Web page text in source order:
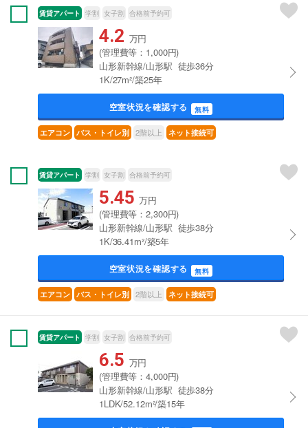
賃貸アパート 学割 女子割 合格前予約可
4.2 万円
(管理費等：1,000円)
山形新幹線/山形駅 徒歩36分
1K/27m²/築25年
空室状況を確認する 無料
エアコン バス・トイレ別 2階以上 ネット接続可
賃貸アパート 学割 女子割 合格前予約可
5.45 万円
(管理費等：2,300円)
山形新幹線/山形駅 徒歩38分
1K/36.41m²/築5年
空室状況を確認する 無料
エアコン バス・トイレ別 2階以上 ネット接続可
賃貸アパート 学割 女子割 合格前予約可
6.5 万円
(管理費等：4,000円)
山形新幹線/山形駅 徒歩38分
1LDK/52.12m²/築15年